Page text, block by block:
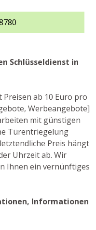
Schlüsseldienst in
Preisen ab 10 Euro pro
Werbeangebote]
mit günstigen
Türentriegelung
Preis hängt
Uhrzeit ab. Wir
Ihnen ein vernünftiges
Informationen